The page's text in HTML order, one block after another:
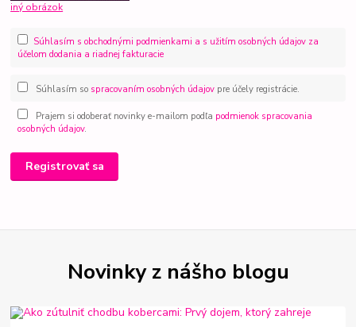
iný obrázok
Súhlasím s obchodnými podmienkami a s užitím osobných údajov za
účelom dodania a riadnej fakturacie
Súhlasím so spracovaním osobných údajovpre účely registrácie.
Prajem si odoberať novinky e-mailom podľa podmienok spracovania
osobných údajov.
Registrovať sa
Novinky z nášho blogu